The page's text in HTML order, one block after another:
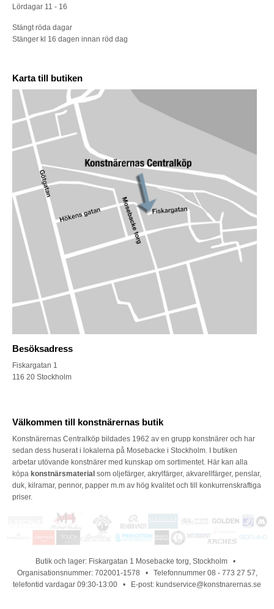
Lördagar 11 - 16
Stängt röda dagar
Stänger kl 16 dagen innan röd dag
Karta till butiken
Besöksadress
Fiskargatan 1
116 20 Stockholm
Välkommen till konstnärernas butik
Konstnärernas Centralköp bildades 1962 av en grupp konstnärer och har
sedan dess huserat i lokalerna på Mosebacke i Stockholm. I butiken
arbetar utövande konstnärer med kunskap om sortimentet. Här kan alla
köpa konstnärsmaterial som oljefärger, akrylfärger, akvarellfärger, penslar,
duk, kilramar, pennor, papper m.m av hög kvalitet och till konkurrenskraftiga
priser.
Butik och lager: Fiskargatan 1 Mosebacke torg, Stockholm •
Organisationsnummer: 702001-1578 • Telefonnummer 08 - 773 27 57,
telefontid vardagar 09:30-13:00 • E-post: kundservice@konstnarernas.se